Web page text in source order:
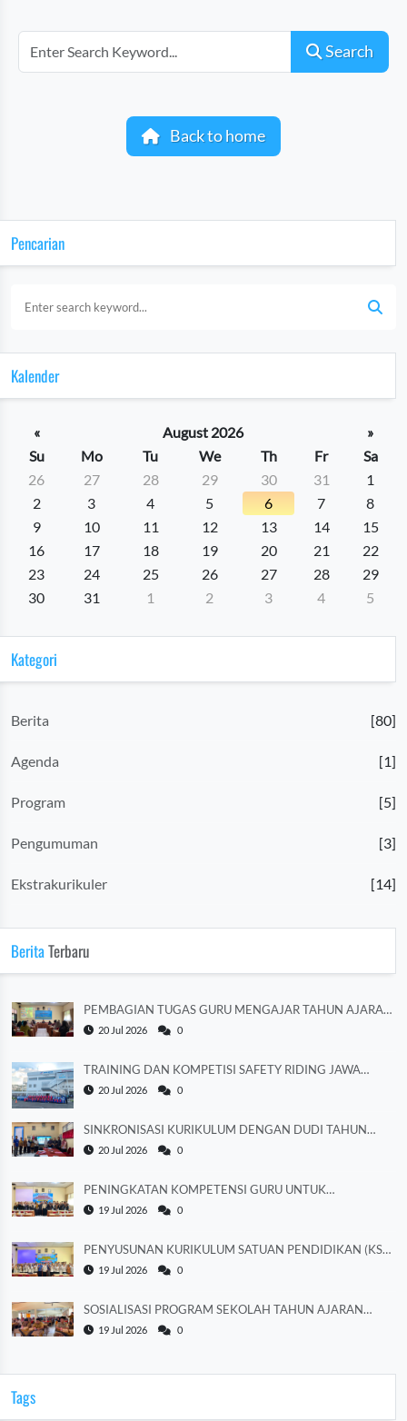
Search
Back to home
Pencarian
Kalender
« August 2026
»
Su
Mo Tu We Th Fr
Sa
26
27 28 29 30 31
1
2
3 4 5 6 7
8
9
10 11 12 13 14
15
16
17 18 19 20 21
22
23
24 25 26 27 28
29
30
31 1 2 3 4 5
Kategori
Berita [80]
Agenda [1]
Program [5]
Pengumuman [3]
Ekstrakurikuler [14]
BeritaTerbaru
PEMBAGIAN TUGAS GURU MENGAJAR TAHUN AJARAN
2026/2027
20 Jul 2026 0
TRAINING DAN KOMPETISI SAFETY RIDING JAWA
TENGAH 2026
20 Jul 2026 0
SINKRONISASI KURIKULUM DENGAN DUDI TAHUN
AJARAN 2026/2027
20 Jul 2026 0
PENINGKATAN KOMPETENSI GURU UNTUK
MEMPERKUAT LITERASI
19 Jul 2026 0
PENYUSUNAN KURIKULUM SATUAN PENDIDIKAN (KSP)
TAHUN AJARAN 2026/2027
19 Jul 2026 0
SOSIALISASI PROGRAM SEKOLAH TAHUN AJARAN
2026/2027
19 Jul 2026 0
Tags